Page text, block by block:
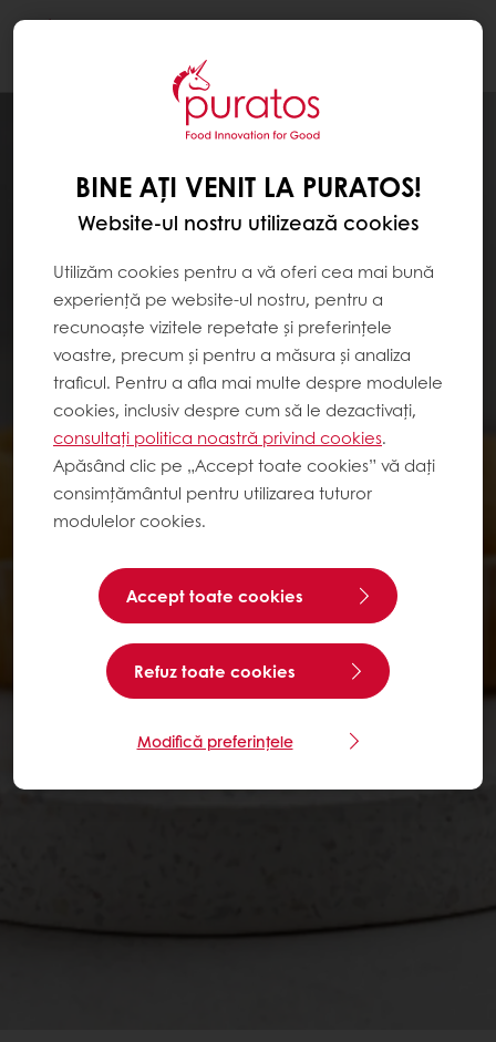
BINE AȚI VENIT LA PURATOS!
Website-ul nostru utilizează cookies
Utilizăm cookies pentru a vă oferi cea mai bună
experiență pe website-ul nostru, pentru a
recunoaște vizitele repetate și preferințele
voastre, precum și pentru a măsura și analiza
traficul. Pentru a afla mai multe despre modulele
cookies, inclusiv despre cum să le dezactivați,
consultați politica noastră privind cookies.
Apăsând clic pe „Accept toate cookies” vă dați
consimțământul pentru utilizarea tuturor
modulelor cookies.
Accept toate cookies
Refuz toate cookies
Modifică preferințele